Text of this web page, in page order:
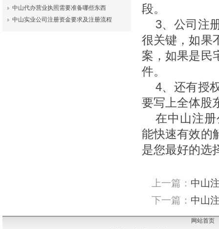
段。
3、公司注
很关键，如果
案，如果是民
件。
4、还有授
要写上全体股
在中山注
能快速有效的
是您最好的选
上一篇： 中山
下一篇： 中山
中山代办营业执照需要准备哪些东西
中山实业公司注册资金要求及注册流程
网站首页